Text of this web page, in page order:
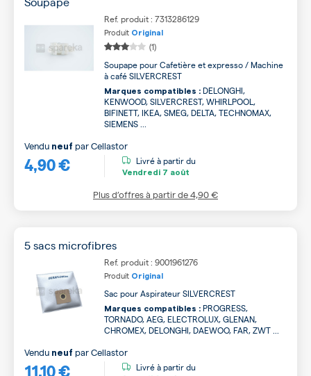
Ref. produit : 7313286129
Produit Original
(1)
Soupape pour Cafetière et expresso / Machine
à café SILVERCREST
Marques compatibles : DELONGHI,
KENWOOD, SILVERCREST, WHIRLPOOL,
BIFINETT, IKEA, SMEG, DELTA, TECHNOMAX,
SIEMENS ...
4,90 €
Vendu neuf parCellastor
Livré à partir du
Vendredi 7 août
Plus d’offres à partir de4,90 €
5 sacs microfibres
Ref. produit : 9001961276
Produit Original
Sac pour Aspirateur SILVERCREST
Marques compatibles : PROGRESS,
TORNADO, AEG, ELECTROLUX, GLENAN,
CHROMEX, DELONGHI, DAEWOO, FAR, ZWT ...
11,10 €
Vendu neuf parCellastor
Livré à partir du